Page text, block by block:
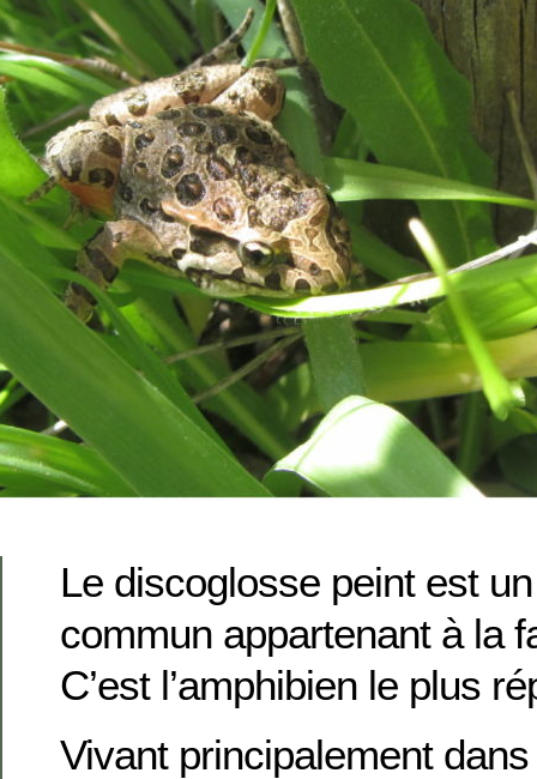
Le discoglosse peint est
commun appartenant à la
C’est l’amphibien le plus
Vivant principalement